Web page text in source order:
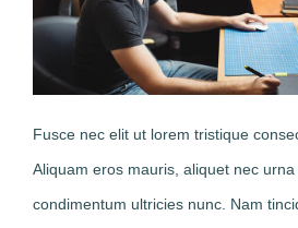
Fusce nec elit ut lorem tristique
Aliquam eros mauris, aliquet nec urna
condimentum ultricies nunc. Nam